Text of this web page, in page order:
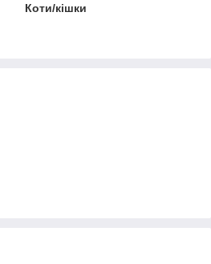
Коти/кішки